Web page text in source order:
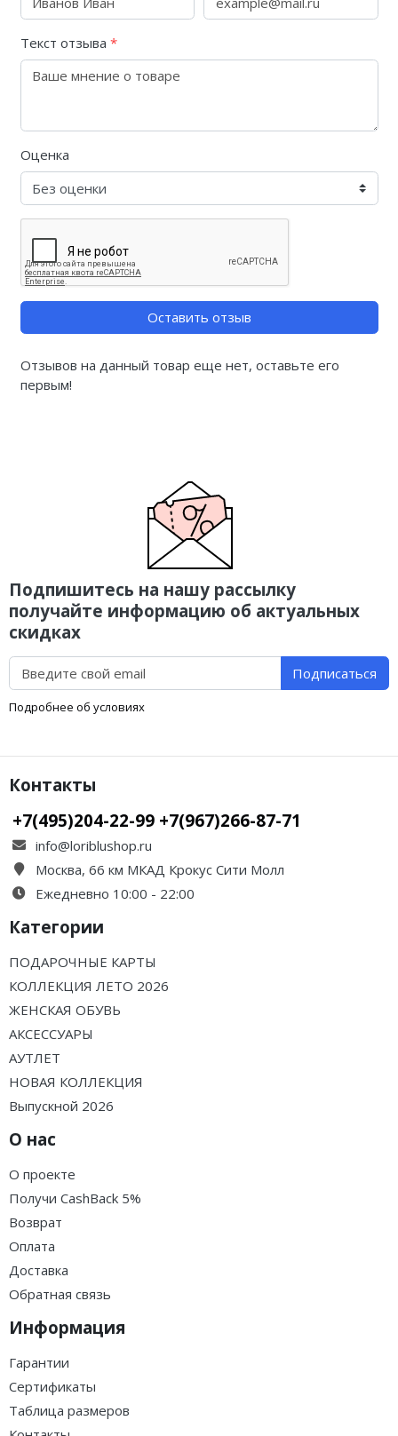
Отзывов на данный товар еще нет, оставьте его
первым!
Текст отзыва *
Оценка
Оставить отзыв
Подпишитесь на нашу рассылку
получайте информацию об актуальных
скидках
Подписаться
Подробнее об условиях
Контакты
+7(495)204-22-99 +7(967)266-87-71
info@loriblushop.ru
Москва, 66 км МКАД Крокус Сити Молл
Ежедневно 10:00 - 22:00
Категории
ПОДАРОЧНЫЕ КАРТЫ
КОЛЛЕКЦИЯ ЛЕТО 2026
ЖЕНСКАЯ ОБУВЬ
АКСЕССУАРЫ
АУТЛЕТ
НОВАЯ КОЛЛЕКЦИЯ
Выпускной 2026
О нас
О проекте
Получи CashBack 5%
Возврат
Оплата
Доставка
Обратная связь
Информация
Гарантии
Сертификаты
Таблица размеров